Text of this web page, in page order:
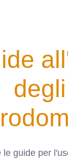
degli
le guide per